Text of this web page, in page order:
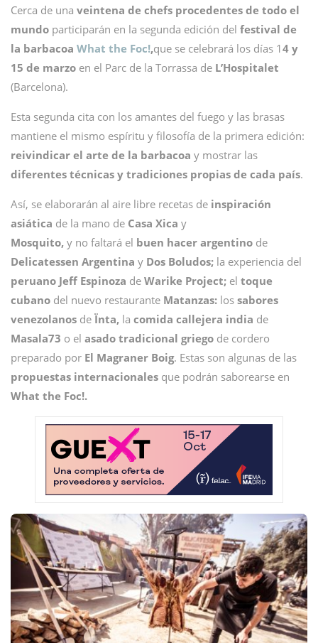
Cerca de una veintena de chefs procedentes de todo el
mundo participarán en la segunda edición del festival de
la barbacoa What the Foc!,que se celebrará los días 14 y
15 de marzo en el Parc de la Torrassa de L’Hospitalet
(Barcelona).
Esta segunda cita con los amantes del fuego y las brasas
mantiene el mismo espíritu y filosofía de la primera edición:
reivindicar el arte de la barbacoa y mostrar las
diferentes técnicas y tradiciones propias de cada país.
Así, se elaborarán al aire libre recetas de inspiración
asiática de la mano de Casa Xica y
Mosquito, y no faltará el buen hacer argentino de
Delicatessen Argentina y Dos Boludos; la experiencia del
peruano Jeff Espinoza de Warike Project; el toque
cubano del nuevo restaurante Matanzas: los sabores
venezolanos de Ïnta, la comida callejera india de
Masala73 o el asado tradicional griego de cordero
preparado por El Magraner Boig. Estas son algunas de las
propuestas internacionales que podrán saborearse en
What the Foc!.